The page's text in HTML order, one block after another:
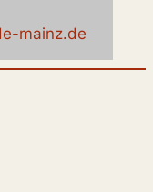
mainz.de